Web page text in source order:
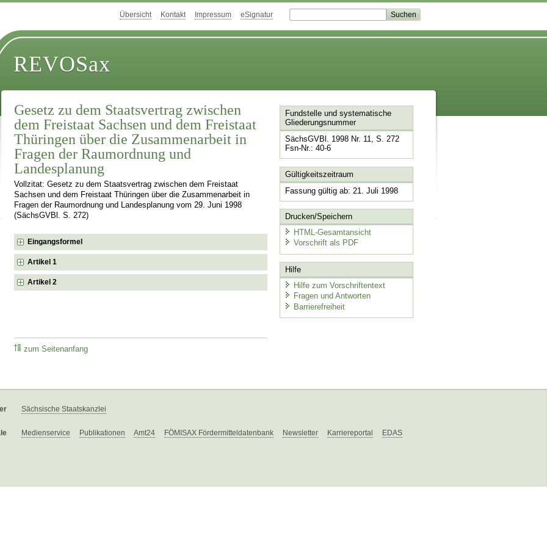
Übersicht Kontakt Impressum eSignatur
REVOSax
Gesetz zu dem Staatsvertrag zwischen
dem Freistaat Sachsen und dem Freistaat
Thüringen über die Zusammenarbeit in
Fragen der Raumordnung und
Landesplanung
Vollzitat: Gesetz zu dem Staatsvertrag zwischen dem Freistaat
Sachsen und dem Freistaat Thüringen über die Zusammenarbeit in
Fragen der Raumordnung und Landesplanung vom 29. Juni 1998
(SächsGVBl. S. 272)
Eingangsformel
Artikel 1
Artikel 2
zum Seitenanfang
Fundstelle und systematische
Gliederungsnummer
SächsGVBl. 1998 Nr. 11, S. 272
Fsn-Nr.: 40-6
Gültigkeitszeitraum
Fassung gültig ab: 21. Juli 1998
Drucken/Speichern
HTML-Gesamtansicht
Vorschrift als PDF
Hilfe
Hilfe zum Vorschriftentext
Fragen und Antworten
Barrierefreiheit
Sächsische Staatskanzlei
Medienservice Publikationen Amt24 FÖMISAX Fördermitteldatenbank Newsletter Karriereportal EDAS